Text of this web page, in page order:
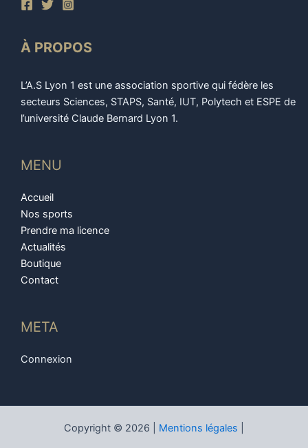
À PROPOS
L’A.S Lyon 1 est une association sportive qui fédère les
secteurs Sciences, STAPS, Santé, IUT, Polytech et ESPE de
l’université Claude Bernard Lyon 1.
MENU
Accueil
Nos sports
Prendre ma licence
Actualités
Boutique
Contact
META
Connexion
Copyright © 2026 | Mentions légales